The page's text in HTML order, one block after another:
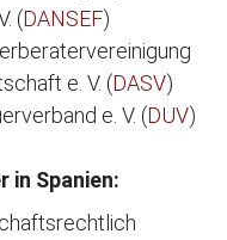
(DANSEF)
e. V. (DASV)
e. V. (DUV)
in Spanien: